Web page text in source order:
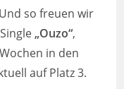
so freuen wir
„Ouzo“,
in den
auf Platz 3.